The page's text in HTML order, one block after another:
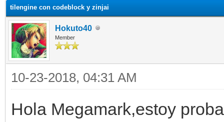
tilengine con codeblock y zinjai
Hokuto40
Member
10-23-2018, 04:31 AM
Hola Megamark,estoy